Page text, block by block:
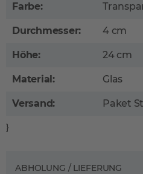
Farbe:
Durchmesser: 4 cm
Höhe: 24 cm
Material: Glas
Versand: Paket
}
ABHOLUNG / LIEFERUNG